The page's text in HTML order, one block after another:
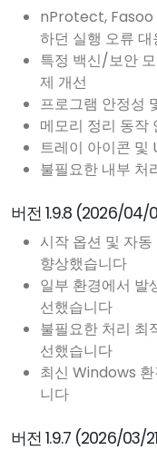
nProtect, Fasoo
하던 실행 오류 대
특정 백신/보안
제 개선
프로그램 안정성
메모리 정리 동작
트레이 아이콘 및
불필요한 내부 처
버전 1.9.8 (2026/04/
시작 옵션 및 자
향상했습니다
일부 환경에서 발
선했습니다
불필요한 처리 최
선했습니다
최신 Windows
니다
버전 1.9.7 (2026/03/